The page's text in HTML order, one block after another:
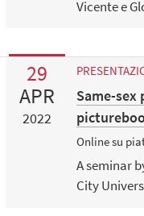
Vicente e
29
APR
2022
Same-sex
Online su
A seminar
City